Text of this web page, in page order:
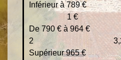
Inférieur
1 €
De 790 € à 964
2 3,20
Supérieur 965